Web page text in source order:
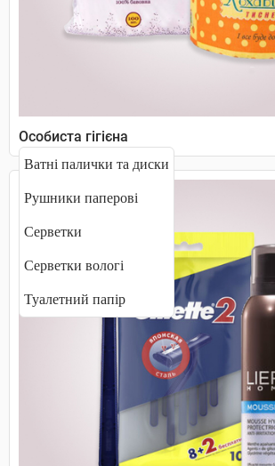
Особиста гігієна
Ватні палички та диски
Рушники паперові
Серветки
Серветки вологі
Туалетний папір